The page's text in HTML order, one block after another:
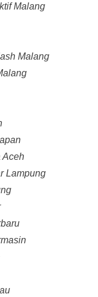
Malang
Malang
Aceh
Lampung